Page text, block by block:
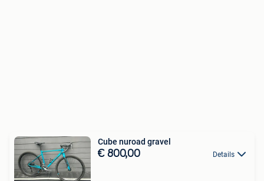
Cube nuroad gravel
€ 800,00 Details